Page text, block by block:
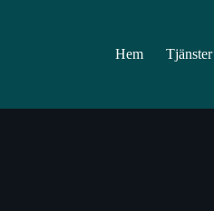
Hem
Tjänster